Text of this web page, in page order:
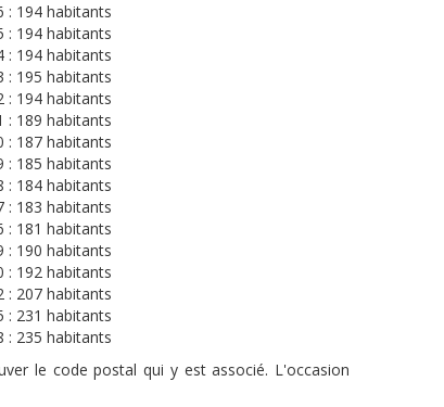
: 194 habitants
: 194 habitants
: 194 habitants
: 195 habitants
: 194 habitants
: 189 habitants
: 187 habitants
: 185 habitants
: 184 habitants
: 183 habitants
: 181 habitants
: 190 habitants
: 192 habitants
: 207 habitants
: 231 habitants
: 235 habitants
le code postal qui y est associé. L'occasion